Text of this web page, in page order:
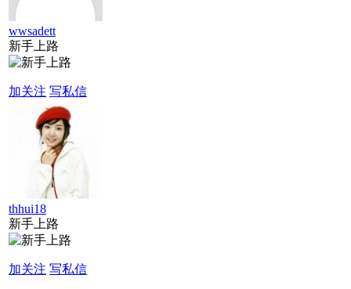
wwsadett
新手上路
加关注 写私信
thhui18
新手上路
加关注 写私信